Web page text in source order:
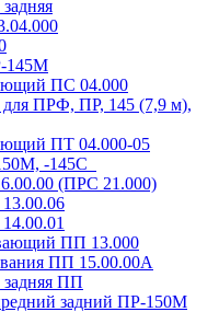
145М
ПС 04.000
для ПРФ, ПР, 145 (7,9 м),
ПТ 04.000-05
-145С
(ПРС 21.000)
ПП 13.000
ПП 15.00.00А
задняя ПП
задний ПР-150М